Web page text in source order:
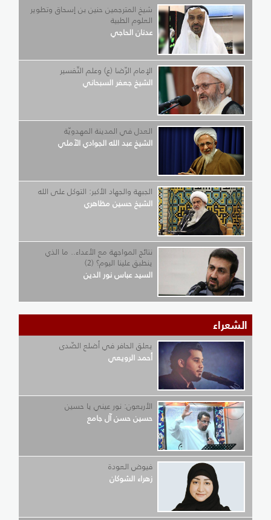
شيخ المترجمين حنين بن إسحاق وتطوير
العلوم الطبية
عدنان الحاجي
الإمام الرّضا (ع) وعلم التّفسير
الشيخ جعفر السبحاني
العدل في المدينة المهدويّة
الشيخ عبد الله الجوادي الآملي
الجبهة والجهاد الأكبر: التوكل على الله
الشيخ حسين مظاهري
نتائج المواجهة مع الأعداء.. ما الذي
ينطبق علينا اليوم؟ (2)
السيد عباس نور الدين
الشعراء
يعلق الحافر في أضلع الصّدى
أحمد الرويعي
الأربعون: نور عيني يا حسين
حسين حسن آل جامع
فيوض العودة
زهراء الشوكان